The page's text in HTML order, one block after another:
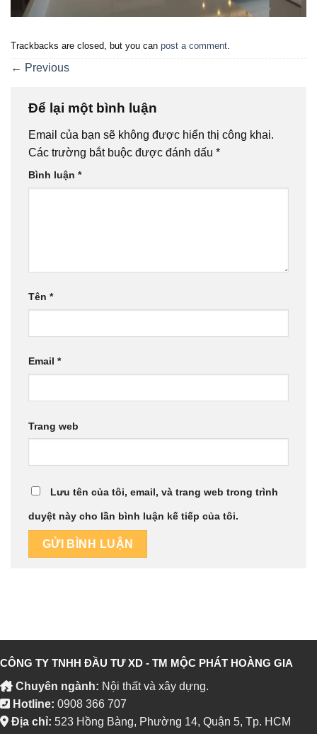
Trackbacks are closed, but you can post a comment
← Previous
Để lại một bình luận
Email của bạn sẽ không được hiển thị công khai.
Các trường bắt buộc được đánh dấu *
Bình luận *
Tên *
Email *
Trang web
Lưu tên của tôi, email, và trang web trong trình
duyệt này cho lần bình luận kế tiếp của tôi.
CÔNG TY TNHH ĐẦU TƯ XD - TM MỘC PHÁT HOÀNG GIA
Chuyên ngành: Nội thất và xây dựng.
Hotline: 0908 366 707
Địa chỉ: 523 Hồng Bàng, Phường 14, Quận 5, Tp. HCM